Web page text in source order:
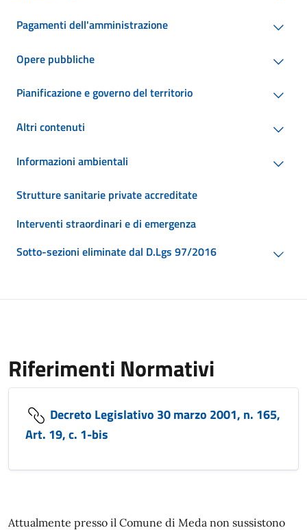
Pagamenti dell'amministrazione
Opere pubbliche
Pianificazione e governo del territorio
Altri contenuti
Informazioni ambientali
Strutture sanitarie private accreditate
Interventi straordinari e di emergenza
Sotto-sezioni eliminate dal D.Lgs 97/2016
Riferimenti Normativi
Decreto Legislativo 30 marzo 2001, n. 165,
Art. 19, c. 1-bis
Attualmente presso il Comune di Meda non sussistono